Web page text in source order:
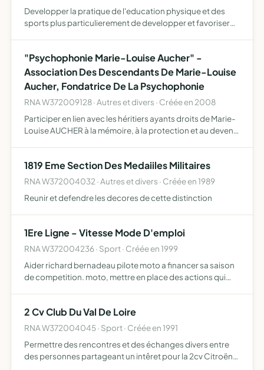
Developper la pratique de l'education physique et des
sports plus particulierement de developper et favoriser
"Psychophonie Marie-Louise Aucher" -
Association Des Descendants De Marie-Louise
Aucher, Fondatrice De La Psychophonie
RNA W372009128 · Autres et divers · Créée en 2008
Participer en lien avec les héritiers ayants droits de Marie-
Louise AUCHER à la mémoire, à la protection et au devenir
1819 Eme Section Des Medaiiles Militaires
RNA W372004032 · Autres et divers · Créée en 1989
Reunir et defendre les decores de cette distinction
1Ere Ligne - Vitesse Mode D'emploi
RNA W372004236 · Sport · Créée en 1999
Aider richard bernadeau pilote moto a financer sa saison
de competition. moto, mettre en place des actions qui
2 Cv Club Du Val De Loire
RNA W372004045 · Sport · Créée en 1991
Permettre des rencontres et des échanges divers entre
des personnes partageant un intêret pour la 2cv Citroën